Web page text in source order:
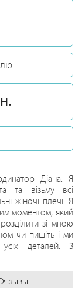
Діана. Я
та візьму всі
жіночі плечі. Я
моментом, який
зі мною
чи пишіть і ми
усіх деталей. З